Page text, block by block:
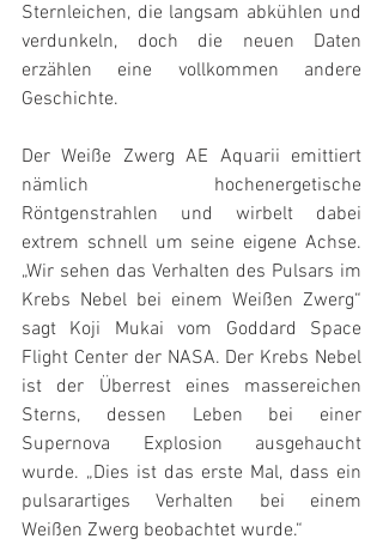
Sternleichen, die langsam abkühlen und
verdunkeln, doch die neuen Daten
erzählen eine vollkommen andere
Geschichte.
Der Weiße Zwerg AE Aquarii emittiert
nämlich hochenergetische
Röntgenstrahlen und wirbelt dabei
extrem schnell um seine eigene Achse.
„Wir sehen das Verhalten des Pulsars im
Krebs Nebel bei einem Weißen Zwerg“
sagt Koji Mukai vom Goddard Space
Flight Center der NASA. Der Krebs Nebel
ist der Überrest eines massereichen
Sterns, dessen Leben bei einer
Supernova Explosion ausgehaucht
wurde. „Dies ist das erste Mal, dass ein
pulsarartiges Verhalten bei einem
Weißen Zwerg beobachtet wurde.“